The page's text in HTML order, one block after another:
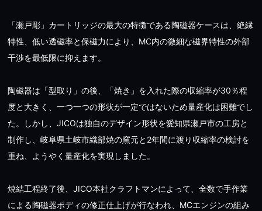
「瀬戸彫」カートリッジの最大の特徴である陶磁器ケースは、絶縁
特性、低い透磁率と保磁力により、MC内の微細な磁界特性の外部
干渉を最低限に抑えます。
陶磁器は「型取り」の後、「焼き」を入れた際の収縮率が30％程
度と大きく、一つ一つの形状が一定ではないため量産化は困難でし
た。しかし、JICOは独自のデザイン形状を愛知県瀬戸市の工房と
制作し、岐阜県土岐市織部焼の窯元と2年間に渡り収縮率の検討を
重ね、ようやく量産化を実現しました。
焼結工程終了後、JICO本社クラフトマンによって、全数で手作業
による陶磁器ボディの修正仕上げが行なわれ、MCエンジンの組み